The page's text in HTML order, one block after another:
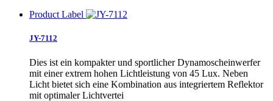
Product Label
JY-7112
Dies ist ein kompakter und sportlicher Dynamoscheinwerfer
mit einer extrem hohen Lichtleistung von 45 Lux. Neben
Licht bietet sich eine Kombination aus integriertem Reflektor
mit optimaler Lichtvertei